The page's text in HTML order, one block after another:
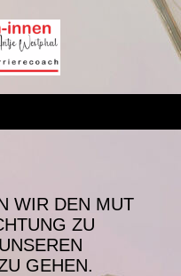
WIR DEN MUT
ZU
GEHEN.